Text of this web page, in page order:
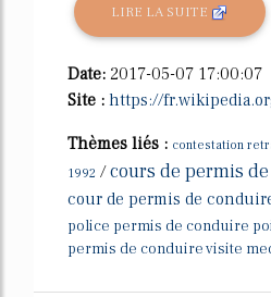
LIRE LA SUITE
Date: 2017-05-07 17:00:07
Site : https://
Thèmes liés : contestation
1992 /cours de permis
cour de permis de
police permis de conduire
permis de conduire visite